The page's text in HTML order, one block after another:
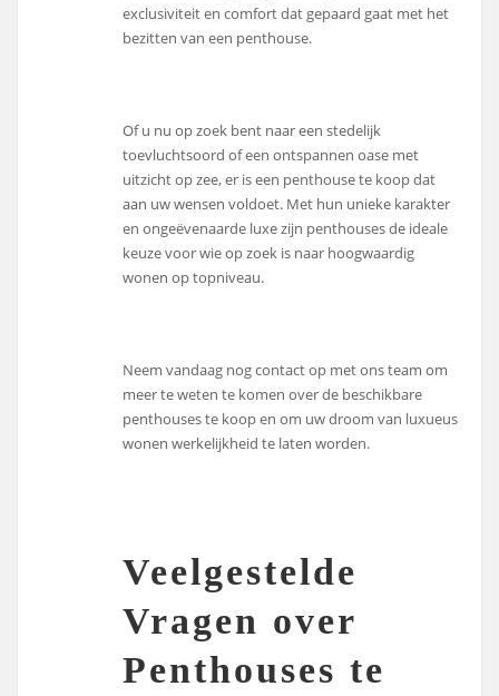
exclusiviteit en comfort dat gepaard gaat met het
bezitten van een penthouse.
Of u nu op zoek bent naar een stedelijk
toevluchtsoord of een ontspannen oase met
uitzicht op zee, er is een penthouse te koop dat
aan uw wensen voldoet. Met hun unieke karakter
en ongeëvenaarde luxe zijn penthouses de ideale
keuze voor wie op zoek is naar hoogwaardig
wonen op topniveau.
Neem vandaag nog contact op met ons team om
meer te weten te komen over de beschikbare
penthouses te koop en om uw droom van luxueus
wonen werkelijkheid te laten worden.
Veelgestelde
Vragen over
Penthouses te